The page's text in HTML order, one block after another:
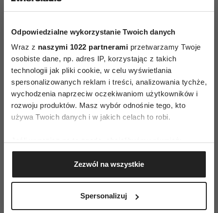
Odpowiedzialne wykorzystanie Twoich danych
Wraz z naszymi 1022 partnerami przetwarzamy Twoje
osobiste dane, np. adres IP, korzystając z takich
technologii jak pliki cookie, w celu wyświetlania
spersonalizowanych reklam i treści, analizowania tychże,
wychodzenia naprzeciw oczekiwaniom użytkowników i
rozwoju produktów. Masz wybór odnośnie tego, kto
używa Twoich danych i w jakich celach to robi.
Gromadzić dane dotyczące Twojej lokalizacji
geograficznej z dokładnością nawet do kilku metrów
Identyfikować Twoje urządzenie, aktywnie
(fingerprinting, czyli wirtualny odcisk palca)
Zezwól na wszystkie
Spersonalizuj
Dowiedz się jak chronić się
przed GMO
5. Nie ma dowodów na to, że GMO jest
bezpieczne
bezpieczeństwem GMO dla środowiska
naturalnego oraz zdrowia ludzi.
jakichkolwiek niezależnych badań. Naukowcy